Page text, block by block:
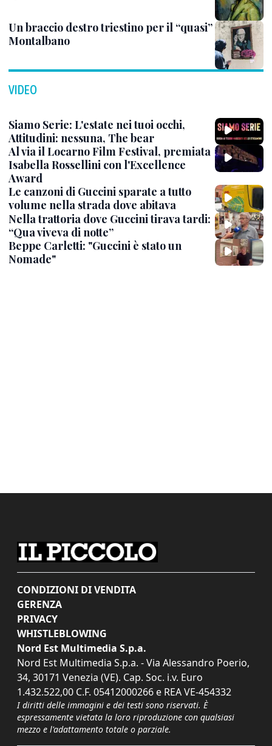
Un braccio destro triestino per il “quasi”
Montalbano
VIDEO
Siamo Serie: L'estate nei tuoi occhi,
Attitudini: nessuna, The bear
Al via il Locarno Film Festival, premiata
Isabella Rossellini con l'Excellence
Award
Le canzoni di Guccini sparate a tutto
volume nella strada dove abitava
Nella trattoria dove Guccini tirava tardi:
“Qua viveva di notte”
Beppe Carletti: "Guccini è stato un
Nomade"
CONDIZIONI DI VENDITA
GERENZA
PRIVACY
WHISTLEBLOWING
Nord Est Multimedia S.p.a.
Nord Est Multimedia S.p.a. - Via Alessandro Poerio,
34, 30171 Venezia (VE). Cap. Soc. i.v. Euro
1.432.522,00 C.F. 05412000266 e REA VE-454332
I diritti delle immagini e dei testi sono riservati. È
espressamente vietata la loro riproduzione con qualsiasi
mezzo e l'adattamento totale o parziale.